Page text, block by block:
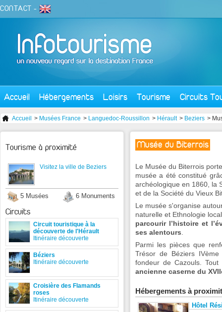
CONTACT -
Accueil Hébergements Loisirs Tourisme Circuits
Accueil > Musées France > Languedoc-Roussillon > Hérault > Beziers >
Musée du Biterrois
Le Musée du Biterrois
musée a été constitué
archéologique en 1860, la
et de la Société du Vieux
Le musée s'organise
naturelle et Ethnologie
parcourir l’histoire et
ses alentours
Parmi les pièces que
Trésor de Béziers
fondeur de Cazouls.
ancienne caserne du
Hébergements à
Hôtel
Tourisme à proximité
Visitez la ville de Beziers
5 Musées 6 Monuments
Circuits
Circuit touristique à la
découverte de l'Hérault
Itinéraire découverte
Béziers
Itinéraire découverte
Croisière des Flamands
roses
Itinéraire découverte